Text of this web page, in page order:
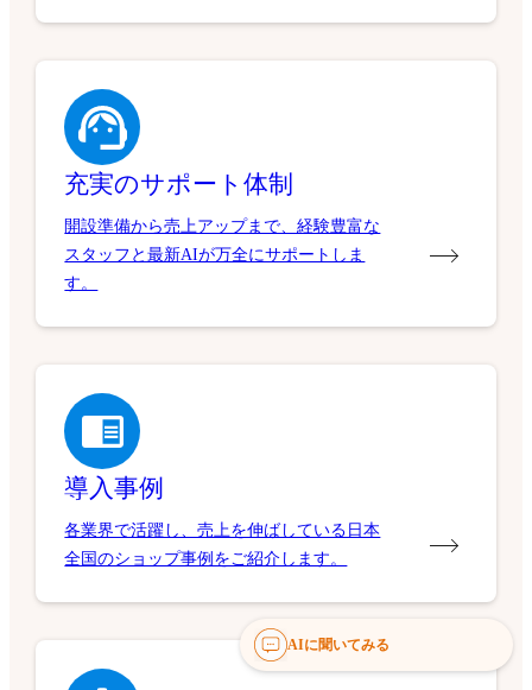
充実のサポート体制
開設準備から売上アップまで、経験豊富な
スタッフと最新AIが万全にサポートしま
す。
導入事例
各業界で活躍し、売上を伸ばしている日本
全国のショップ事例をご紹介します。
AIに聞いてみる